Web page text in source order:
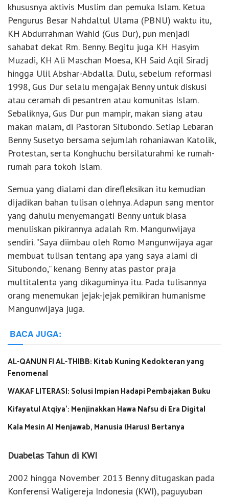
khususnya aktivis Muslim dan pemuka Islam. Ketua
Pengurus Besar Nahdaltul Ulama (PBNU) waktu itu,
KH Abdurrahman Wahid (Gus Dur), pun menjadi
sahabat dekat Rm. Benny. Begitu juga KH Hasyim
Muzadi, KH Ali Maschan Moesa, KH Said Aqil Siradj
hingga Ulil Abshar-Abdalla. Dulu, sebelum reformasi
1998, Gus Dur selalu mengajak Benny untuk diskusi
atau ceramah di pesantren atau komunitas Islam.
Sebaliknya, Gus Dur pun mampir, makan siang atau
makan malam, di Pastoran Situbondo. Setiap Lebaran
Benny Susetyo bersama sejumlah rohaniawan Katolik,
Protestan, serta Konghuchu bersilaturahmi ke rumah-
rumah para tokoh Islam.
Semua yang dialami dan direfleksikan itu kemudian
dijadikan bahan tulisan olehnya. Adapun sang mentor
yang dahulu menyemangati Benny untuk biasa
menuliskan pikirannya adalah Rm. Mangunwijaya
sendiri. ”Saya diimbau oleh Romo Mangunwijaya agar
membuat tulisan tentang apa yang saya alami di
Situbondo,” kenang Benny atas pastor praja
multitalenta yang dikaguminya itu. Pada tulisannya
orang menemukan jejak-jejak pemikiran humanisme
Mangunwijaya juga.
BACA JUGA:
AL-QANUN FI AL-THIBB: Kitab Kuning Kedokteran yang
Fenomenal
WAKAF LITERASI: Solusi Impian Hadapi Pembajakan Buku
Kifayatul Atqiya’: Menjinakkan Hawa Nafsu di Era Digital
Kala Mesin AI Menjawab, Manusia (Harus) Bertanya
Duabelas Tahun di KWI
2002 hingga November 2013 Benny ditugaskan pada
Konferensi Waligereja Indonesia (KWI), paguyuban